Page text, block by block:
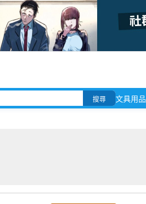
搜尋 文具用品